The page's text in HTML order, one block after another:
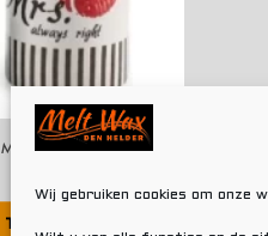
Wij gebruiken cookies om onze
Mrs. Always Right
Toevoegen aan